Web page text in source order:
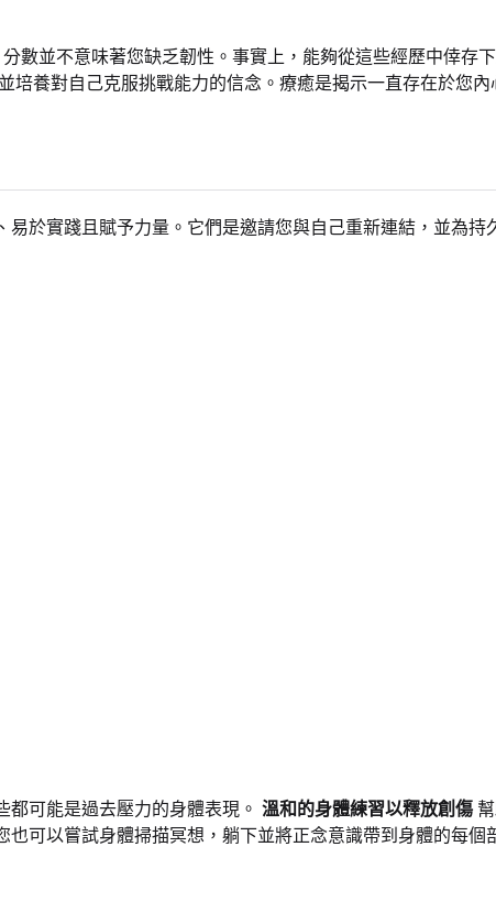
並不意味著您缺乏韌性。事實上，能夠從這些經歷中倖存
養對自己克服挑戰能力的信念。療癒是揭示一直存在於您
於實踐且賦予力量。它們是邀請您與自己重新連結，並為持
可能是過去壓力的身體表現。 溫和的身體練習以釋放創傷幫
可以嘗試身體掃描冥想，躺下並將正念意識帶到身體的每個